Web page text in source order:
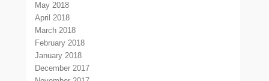
May 2018
April 2018
March 2018
February 2018
January 2018
December 2017